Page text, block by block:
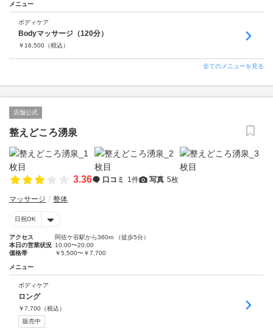
メニュー
ボディケア
Bodyマッサージ（120分）
￥ 16,500 （税込）
全てのメニューを見る
店舗公式
整えどころ湧泉
3.36 口コミ 1件 写真 5枚
マッサージ 整体
日祝OK
アクセス
阿佐ケ谷駅から360m （徒歩5分）
本日の営業状況 10:00〜20:00
価格帯
￥5,500〜￥7,700
メニュー
ボディケア
ロング
￥7,700 （税込）
販売中